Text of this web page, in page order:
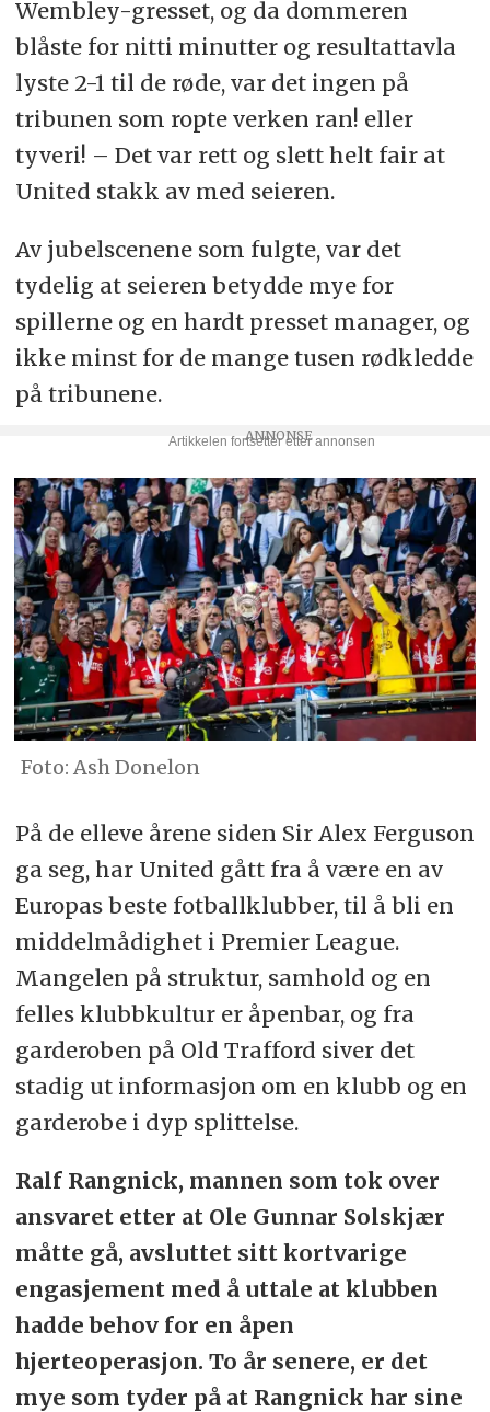
Wembley-gresset, og da dommeren
blåste for nitti minutter og resultattavla
lyste 2-1 til de røde, var det ingen på
tribunen som ropte verken ran! eller
tyveri! – Det var rett og slett helt fair at
United stakk av med seieren.
Av jubelscenene som fulgte, var det
tydelig at seieren betydde mye for
spillerne og en hardt presset manager, og
ikke minst for de mange tusen rødkledde
på tribunene.
Ash Donelon
På de elleve årene siden Sir Alex Ferguson
ga seg, har United gått fra å være en av
Europas beste fotballklubber, til å bli en
middelmådighet i Premier League.
Mangelen på struktur, samhold og en
felles klubbkultur er åpenbar, og fra
garderoben på Old Trafford siver det
stadig ut informasjon om en klubb og en
garderobe i dyp splittelse.
Ralf Rangnick, mannen som tok over
ansvaret etter at Ole Gunnar Solskjær
måtte gå, avsluttet sitt kortvarige
engasjement med å uttale at klubben
hadde behov for en åpen
hjerteoperasjon. To år senere, er det
mye som tyder på at Rangnick har sine